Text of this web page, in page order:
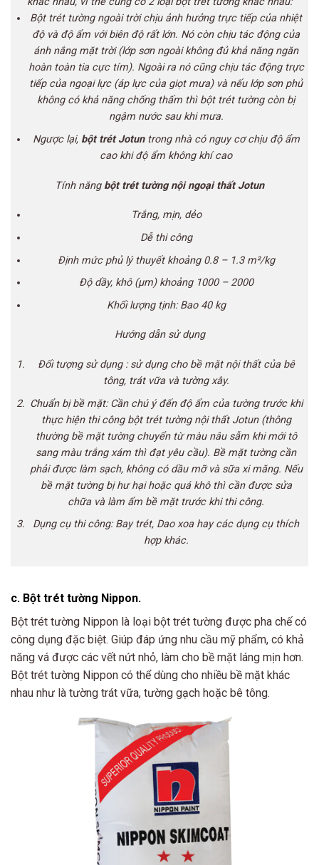
Bột trét tường ngoài trời chịu ảnh hưởng trực tiếp của nhiệt
độ và độ ẩm với biên độ rất lớn. Nó còn chịu tác động của
ánh nắng mặt trời (lớp sơn ngoài không đủ khả năng ngăn
hoàn toàn tia cực tím). Ngoài ra nó cũng chịu tác động trực
tiếp của ngoại lực (áp lực của giọt mưa) và nếu lớp sơn phủ
không có khả năng chống thấm thì bột trét tường còn bị
ngậm nước sau khi mưa.
Ngược lại,bột trét Jotuntrong nhà có nguy cơ chịu độ ẩm
cao khi độ ẩm không khí cao
Tính năng bột trét tường nội ngoại thất Jotun
Trắng, mịn, dẻo
Dễ thicông
Định mức phủ lý thuyết khoảng 0.8 – 1.3 m²/kg
Độ dầy, khô (µm) khoảng 1000 – 2000
Khối lượng tịnh: Bao 40 kg
Hướng dẫn sử dụng
Đối tượng sử dụng : sử dụng cho bề mặt nội thất của bê
tông, trát vữa và tường xây.
Chuẩn bị bề mặt: Cầnchú ý đến độ ẩm của tường trước khi
thực hiện thicông bột trét tường nội thất Jotun (thông
thường bề mặt tường chuyển từ màu nâu sẫm khi mới tô
sang màu trắng xám thì đạt yêu cầu). Bề mặt tường cần
phải được làm sạch, không có dầu mỡ và sữa xi măng. Nếu
bề mặt tường bị hư hại hoặc quá khô thì cần được sửa
chữa và làm ẩm bề mặt trước khi thicông.
Dụng cụ thicông: Bay trét, Dao xoa hay các dụng cụ thích
hợp khác.
c. Bột trét tường Nippon.
Bột trét tường Nippon là loại bột trét tường được pha chế có
công dụng đặc biệt. Giúp đáp ứng nhu cầu mỹ phẩm, có khả
năng vá được các vết nứt nhỏ, làm cho bề mặt láng mịn hơn.
Bột trét tường Nippon có thể dùng cho nhiều bề mặt khác
nhau như là tường trát vữa, tường gạch hoặc bê tông.